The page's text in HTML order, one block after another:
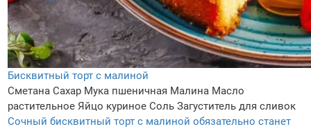
Бисквитный торт с малиной
Сметана Сахар Мука пшеничная Малина Масло
растительное Яйцо куриное Соль Загуститель для сливок
Сочный бисквитный торт с малиной обязательно станет